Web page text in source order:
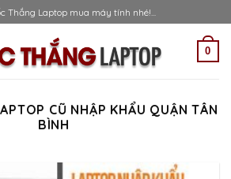
Laptop mua máy tính nhé!...
0
CŨ NHẬP KHẨU QUẬN TÂN
BÌNH